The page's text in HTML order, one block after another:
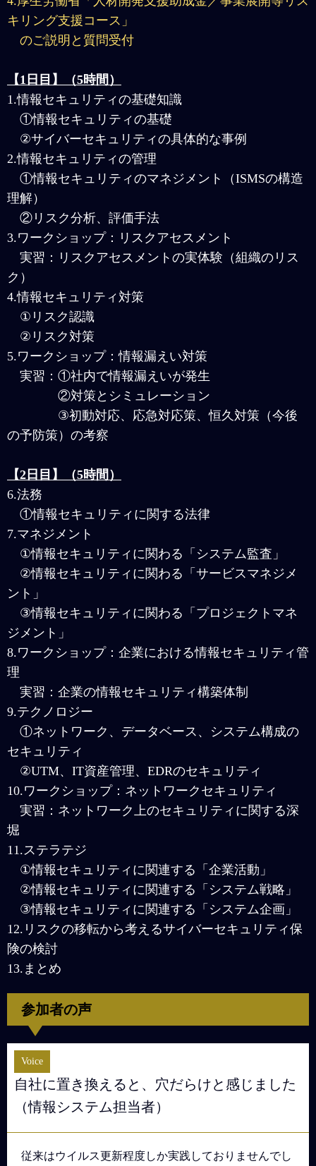
キリング支援コース」
のご説明と質問受付
【1日目】（5時間）
1.情報セキュリティの基礎知識
①情報セキュリティの基礎
②サイバーセキュリティの具体的な事例
2.情報セキュリティの管理
①情報セキュリティのマネジメント（ISMSの構造
理解）
②リスク分析、評価手法
3.ワークショップ：リスクアセスメント
実習：リスクアセスメントの実体験（組織のリス
ク）
4.情報セキュリティ対策
①リスク認識
②リスク対策
5.ワークショップ：情報漏えい対策
実習：①社内で情報漏えいが発生
②対策とシミュレーション
③初動対応、応急対応策、恒久対策（今後
の予防策）の考察
【2日目】（5時間）
6.法務
①情報セキュリティに関する法律
7.マネジメント
①情報セキュリティに関わる「システム監査」
②情報セキュリティに関わる「サービスマネジメ
ント」
③情報セキュリティに関わる「プロジェクトマネ
ジメント」
8.ワークショップ：企業における情報セキュリティ管
理
実習：企業の情報セキュリティ構築体制
9.テクノロジー
①ネットワーク、データベース、システム構成の
セキュリティ
②UTM、IT資産管理、EDRのセキュリティ
10.ワークショップ：ネットワークセキュリティ
実習：ネットワーク上のセキュリティに関する深
堀
11.ステラテジ
①情報セキュリティに関連する「企業活動」
②情報セキュリティに関連する「システム戦略」
③情報セキュリティに関連する「システム企画」
12.リスクの移転から考えるサイバーセキュリティ保
険の検討
13.まとめ
参加者の声
Voice
自社に置き換えると、穴だらけと感じました
（情報システム担当者）
従来はウイルス更新程度しか実践しておりませんでし